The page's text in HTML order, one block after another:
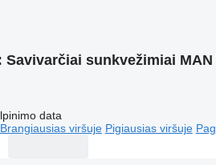
Savivarčiai sunkvežimiai MAN
data
Brangiausias viršuje Pigiausias viršuje